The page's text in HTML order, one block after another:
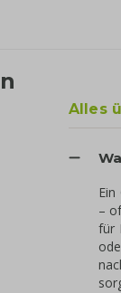
Alles
–
für